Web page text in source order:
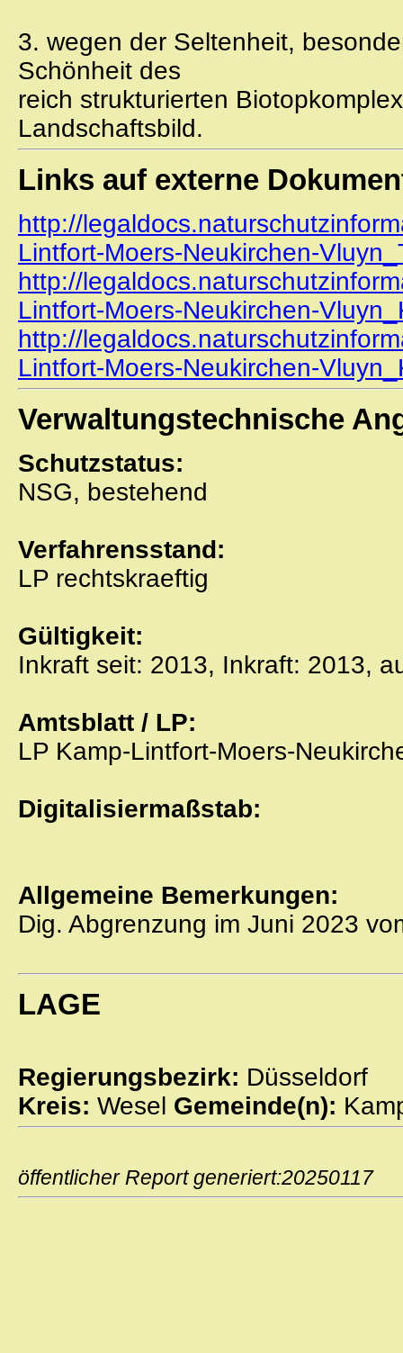
3. wegen der Seltenheit,
Schönheit des
reich strukturierten
Landschaftsbild.
Links auf externe
http://
Lintfort-Moers-Neukirchen-
http://
Lintfort-Moers-Neukirchen-
http://
Lintfort-Moers-Neukirchen-
Verwaltungstechnische
Schutzstatus:
NSG, bestehend
Verfahrensstand:
LP rechtskraeftig
Gültigkeit:
Inkraft seit: 2013, Inkraft: 2013,
Amtsblatt / LP:
LP Kamp-Lintfort-Moers-
Digitalisiermaßstab:
Allgemeine Bemerkungen:
Dig. Abgrenzung im Juni 2023
LAGE
Regierungsbezirk: Düsseldorf
Kreis: Wesel Gemeinde(n):
öffentlicher Report